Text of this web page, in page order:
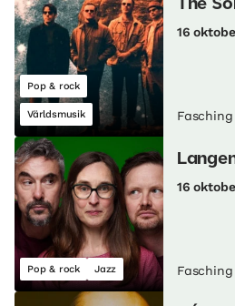
Pop & rock
Världsmusik
The
16
Fasching
Pop & rock Jazz
16
Fasching